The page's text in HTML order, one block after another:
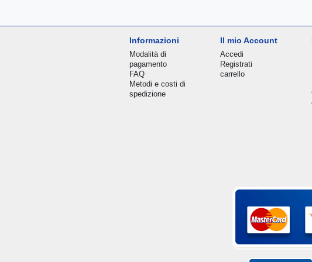
Informazioni
Modalità di
pagamento
FAQ
Metodi e costi di
spedizione
Il mio Account
Accedi
Registrati
carrello